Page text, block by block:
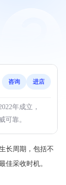
咨询 进店
年成立，
可靠。
长周期，包括不
佳采收时机。